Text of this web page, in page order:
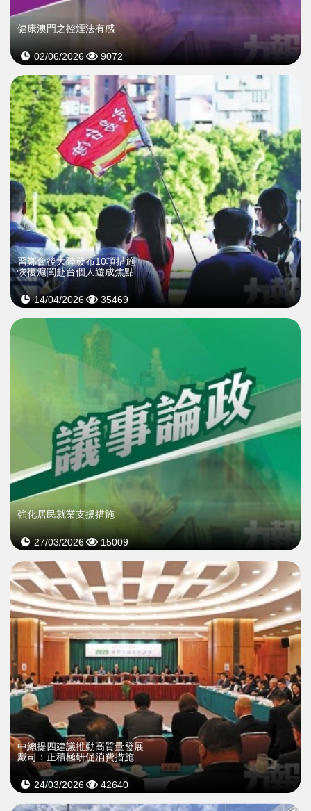
健康澳門之控煙法有感
02/06/2026 9072
習鄭會後大陸發布10項措施
恢復滬閩赴台個人遊成焦點
14/04/2026 35469
強化居民就業支援措施
27/03/2026 15009
中總提四建議推動高質量發展
戴司：正積極研促消費措施
24/03/2026 42640